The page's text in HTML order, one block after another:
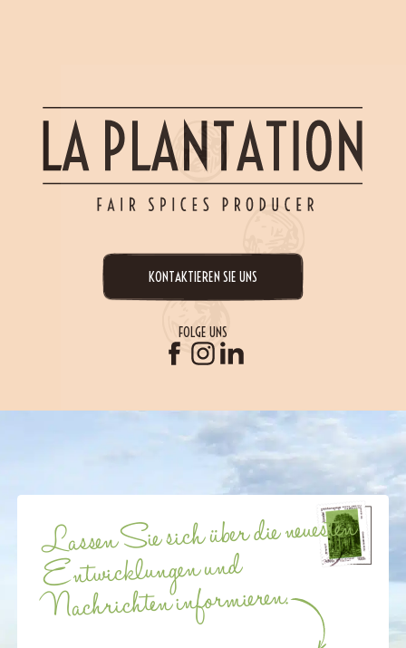
KONTAKTIEREN SIE UNS
FOLGE UNS
Lassen Sie sich über die neuesten
Entwicklungen und
Nachrichten informieren.